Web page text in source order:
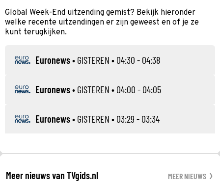
Global Week-End uitzending gemist? Bekijk hieronder
welke recente uitzendingen er zijn geweest en of je ze
kunt terugkijken.
Euronews• GISTEREN • 04:30 - 04:38
Euronews• GISTEREN • 04:00 - 04:05
Euronews• GISTEREN • 03:29 - 03:34
Meer nieuws van TVgids.nl MEER NIEUWS